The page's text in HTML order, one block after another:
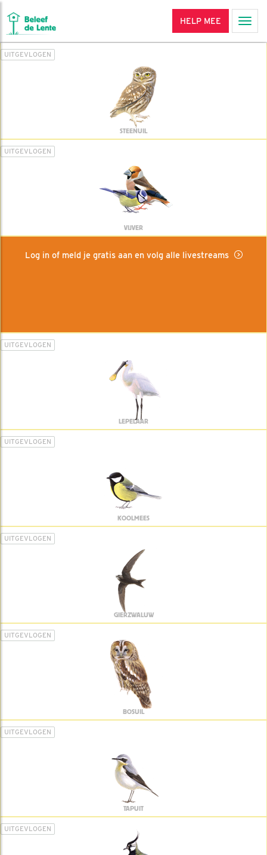
HELP MEE
UITGEVLOGEN
STEENUIL
UITGEVLOGEN
VIJVER
Log in of meld je gratis aan en volg alle livestreams
UITGEVLOGEN
LEPELAAR
UITGEVLOGEN
KOOLMEES
UITGEVLOGEN
GIERZWALUW
UITGEVLOGEN
BOSUIL
UITGEVLOGEN
TAPUIT
UITGEVLOGEN